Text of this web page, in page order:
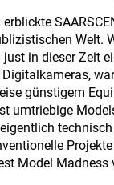
Welt.
in dieser Zeit
günstigem
umtriebige
Model Madness